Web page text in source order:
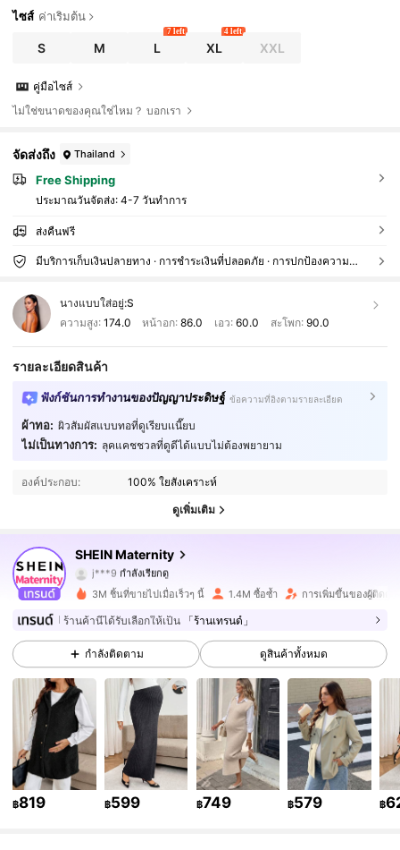
ไซส์ ค่าเริ่มต้น
S M L
7 left
XL
4 left
XXL
คู่มือไซส์
ไม่ใช่ขนาดของคุณใช่ไหม？ บอกเรา
จัดส่งถึง Thailand
Free Shipping
ประมาณวันจัดส่ง: 4-7 วันทำการ
ส่งคืนฟรี
มีบริการเก็บเงินปลายทาง · การชำระเงินที่ปลอดภัย · การปกป้องความเป็นส่วนตัว
นางแบบใส่อยู่:S
ความสูง: 174.0 หน้าอก:86.0 เอว: 60.0 สะโพก: 90.0
รายละเอียดสินค้า
ฟังก์ชันการทำงานของปัญญาประดิษฐ์ ข้อความที่อิงตามรายละเอียด
ผ้าทอ: ผิวสัมผัสแบบทอที่ดูเรียบเเนี๊ยบ
ไม่เป็นทางการ: ลุคแคชชวลที่ดูดีได้แบบไม่ต้องพยายาม
องค์ประกอบ: 100% ใยสังเคราะห์
ดูเพิ่มเติม
SHEIN Maternity
4.88 483K ผู้ติดตาม
483K ผู้ติดตาม
กำลังเรียกดู
4.88
483K ผู้ติดตาม
4.88 483K ผู้ติดตาม
4.88 483K ผู้ติดตาม
483K ผู้ติดตาม
4.88 483K ผู้ติดตาม
4.88 483K ผู้ติดตาม
3M ชิ้นที่ขายไปเมื่อเร็วๆ นี้ 1.4M ซื้อซ้ำ การเพิ่มขึ้นของผู้ติดตา
ร้านค้านี้ได้รับเลือกให้เป็น 「ร้านเทรนด์」
กำลังติดตาม ดูสินค้าทั้งหมด
฿819 ฿599 ฿749 ฿579 ฿